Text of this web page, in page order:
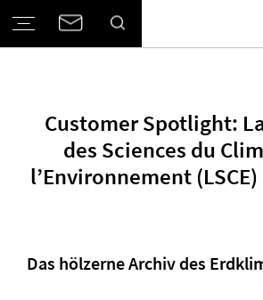
Customer Spotlight:
des Sciences du
l’Environnement (LSCE)
Das hölzerne Archiv des